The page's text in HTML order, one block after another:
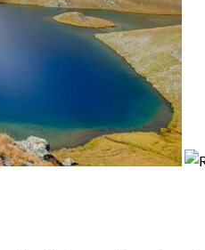
à visiter. Le parc
pourrez également